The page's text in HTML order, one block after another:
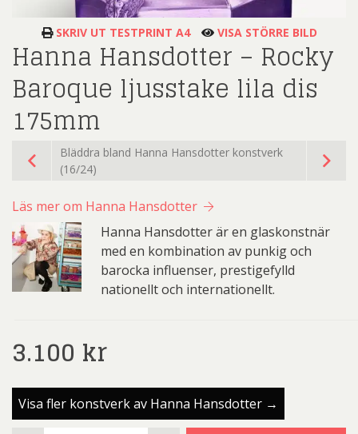
SKRIV UT TESTPRINT A4 VISA STÖRRE BILD
Hanna Hansdotter – Rocky
Baroque ljusstake lila dis
175mm
Bläddra bland Hanna Hansdotter konstverk
(16/24)
Läs mer om Hanna Hansdotter
Hanna Hansdotter är en glaskonstnär
med en kombination av punkig och
barocka influenser, prestigefylld
nationellt och internationellt.
3.100 kr
Visa fler konstverk av Hanna Hansdotter →